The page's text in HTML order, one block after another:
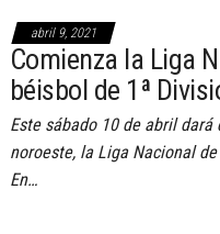
abril 9, 2021
Comienza la Liga
béisbol de 1ª
Este sábado 10 de abril
noroeste, la Liga Nacional
En…